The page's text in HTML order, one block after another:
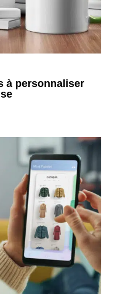
à personnaliser